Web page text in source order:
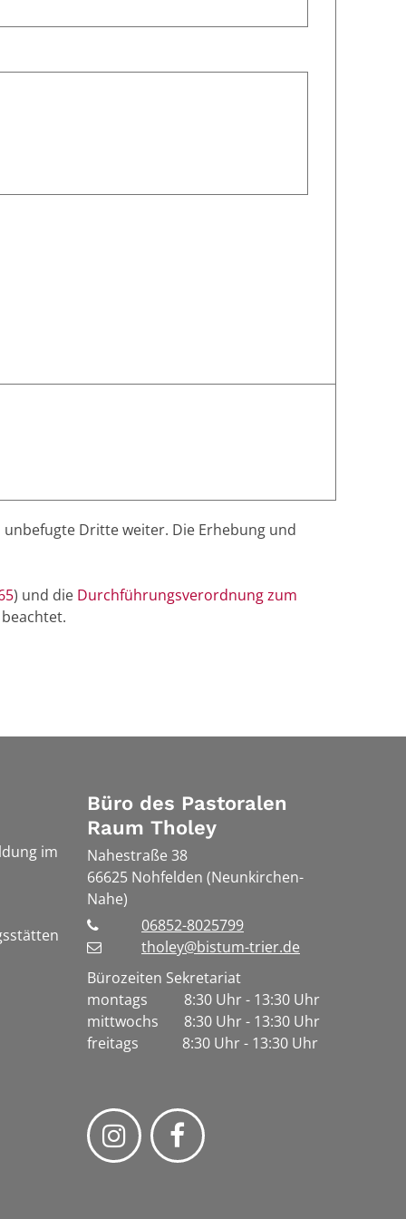
Dritte weiter. Die Erhebung und
) und die Durchführungsverordnung zum
im
Büro des Pastoralen
Raum Tholey
Nahestraße 38
66625 Nohfelden (Neunkirchen-
Nahe)
06852-8025799
tholey@bistum-trier.de
Bürozeiten Sekretariat
montags 8:30 Uhr - 13:30 Uhr
mittwochs 8:30 Uhr - 13:30 Uhr
freitags 8:30 Uhr - 13:30 Uhr